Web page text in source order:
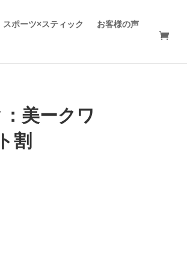
スポーツ×スティック お客様の声
美ークワ
割